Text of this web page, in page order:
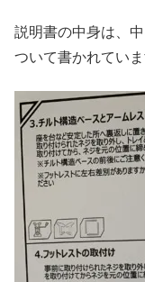
説明書の中身は、
ついて書かれていま